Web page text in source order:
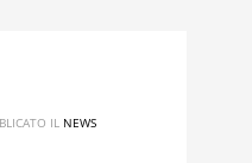
IL NEWS